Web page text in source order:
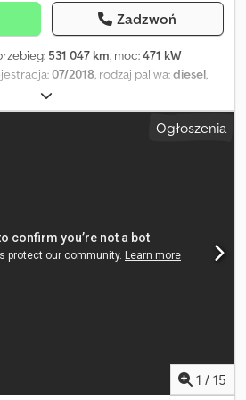
Zadzwoń
531 047 km, moc:471 kW
07/2018, rodzaj paliwa:diesel,
, konfiguracja osi:
, hamulce:retarder, kolor:zielony, kabin
automatyczny, klasa
system nawigacji, tempomat,
Dodatkowe opcje i wyposażenie = -
- Spojler dachowy - Blokada
= Dalsze informacje =
Ogłoszenia
1 / 15